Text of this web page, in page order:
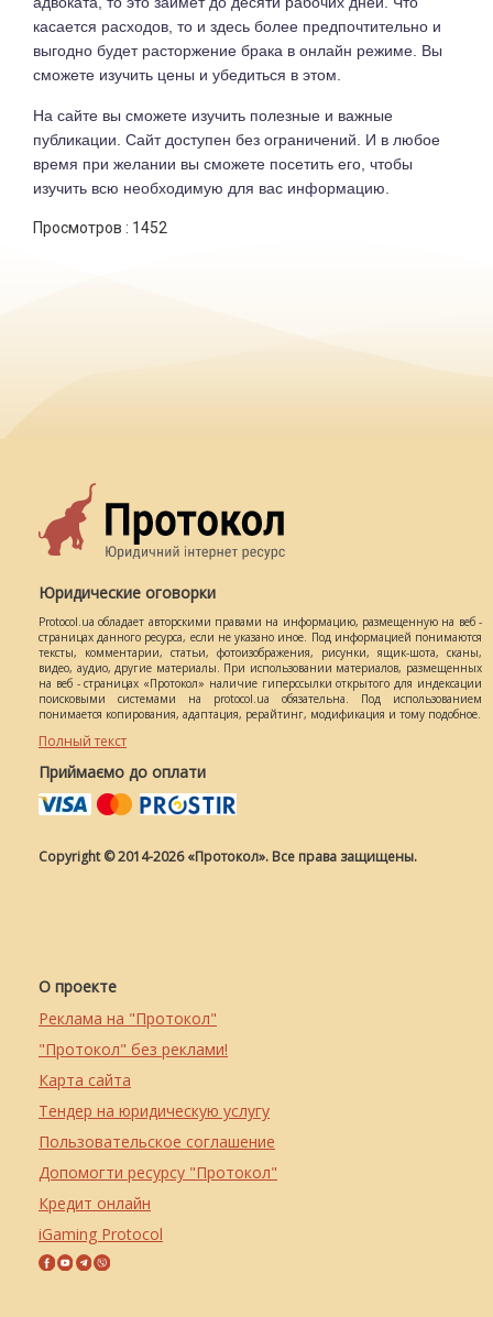
касается расходов, то и здесь более предпочтительно и
выгодно будет расторжение брака в онлайн режиме. Вы
сможете изучить цены и убедиться в этом.
На сайте вы сможете изучить полезные и важные
публикации. Сайт доступен без ограничений. И в любое
время при желании вы сможете посетить его, чтобы
изучить всю необходимую для вас информацию.
Просмотров : 1452
Юридические оговорки
Protocol.ua обладает авторскими правами на информацию, размещенную на веб -
страницах данного ресурса, если не указано иное. Под информацией понимаются
тексты, комментарии, статьи, фотоизображения, рисунки, ящик-шота, сканы,
видео, аудио, другие материалы. При использовании материалов, размещенных
на веб - страницах «Протокол» наличие гиперссылки открытого для индексации
поисковыми системами на protocol.ua обязательна. Под использованием
понимается копирования, адаптация, рерайтинг, модификация и тому подобное.
Полный текст
Приймаємо до оплати
Copyright © 2014-2026 «Протокол». Все права защищены.
О проекте
Реклама на "Протокол"
"Протокол" без реклами!
Карта сайта
Тендер на юридическую услугу
Пользовательское соглашение
Допомогти ресурсу "Протокол"
Кредит онлайн
iGaming Protocol